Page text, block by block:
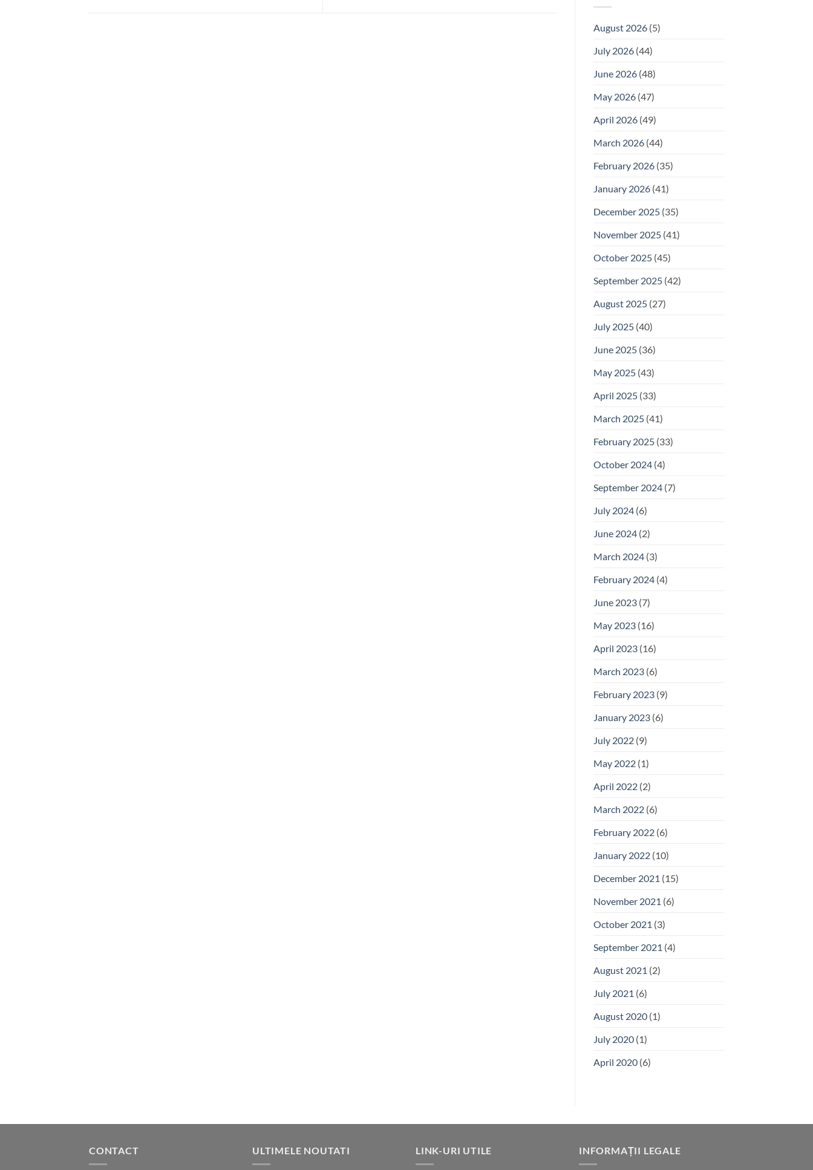
August 2026(5)
July 2026(44)
June 2026(48)
May 2026(47)
April 2026(49)
March 2026(44)
February 2026(35)
January 2026(41)
December 2025(35)
November 2025(41)
October 2025(45)
September 2025(42)
August 2025(27)
July 2025(40)
June 2025(36)
May 2025(43)
April 2025(33)
March 2025(41)
February 2025(33)
October 2024(4)
September 2024(7)
July 2024(6)
June 2024(2)
March 2024(3)
February 2024(4)
June 2023(7)
May 2023(16)
April 2023(16)
March 2023(6)
February 2023(9)
January 2023(6)
July 2022(9)
May 2022(1)
April 2022(2)
March 2022(6)
February 2022(6)
January 2022(10)
December 2021 (15)
November 2021 (6)
October 2021 (3)
September 2021 (4)
August 2021 (2)
July 2021 (6)
August 2020(1)
July 2020(1)
April 2020(6)
CONTACT ULTIMELE NOUTATI LINK-URI UTILE INFORMAȚII LEGALE